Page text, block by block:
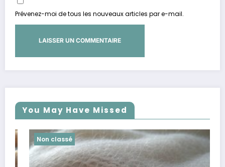
Prévenez-moi de tous les nouveaux articles par e-mail.
You May Have Missed
Non classé